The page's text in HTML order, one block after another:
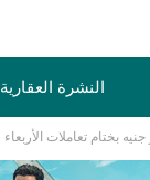
النشرة العقارية